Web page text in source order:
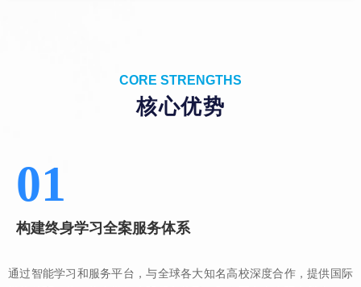
01
构建终身学习全案服务体系
通过智能学习和服务平台，与全球各大知名高校深度合作，提供国际
CORE STRENGTHS
核心优势